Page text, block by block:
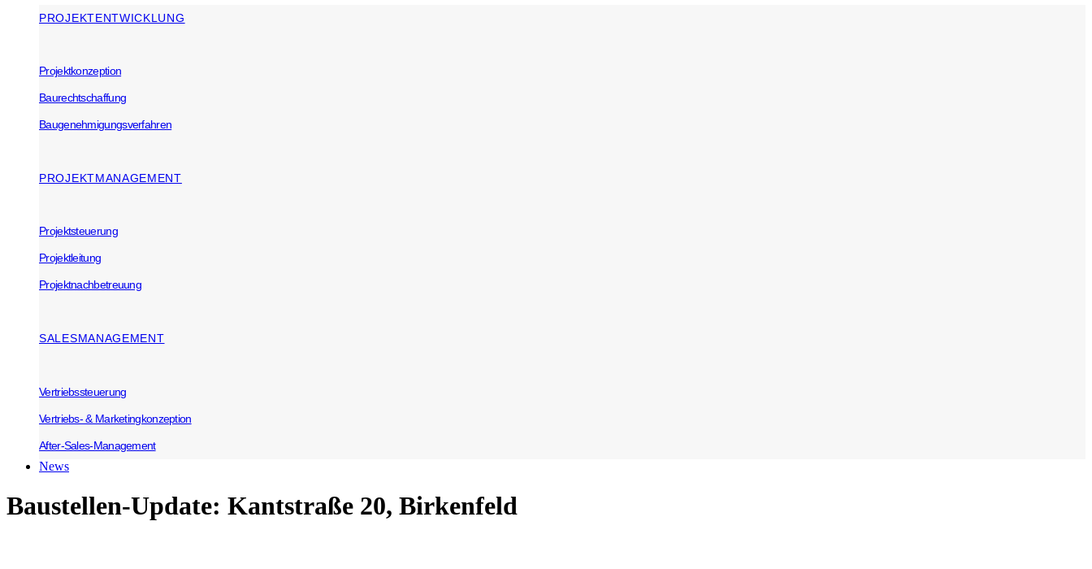
PROJEKTENTWICKLUNG
Projektkonzeption
Baurechtschaffung
Baugenehmigungsverfahren
PROJEKTMANAGEMENT
Projektsteuerung
Projektleitung
Projektnachbetreuung
SALESMANAGEMENT
Vertriebssteuerung
Vertriebs- & Marketingkonzeption
After-Sales-Management
News
Baustellen-Update: Kantstraße 20, Birkenfeld